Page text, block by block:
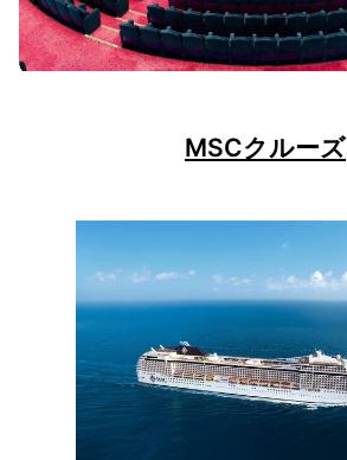
MSCクルーズ